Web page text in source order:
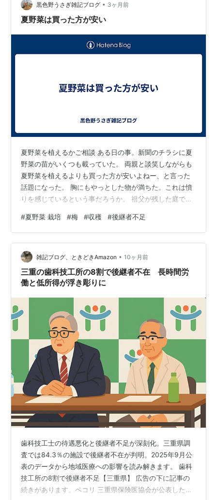
黒色野うさぎ雑記ブログ • 3ヶ月前
夏野菜は買った方が安い
夏野菜を植えるかご相談 ある日の事。新聞のチラシに夏
野菜の苗がいくつも載っていた。 両親と談笑しながらも
夏野菜を植えるよりも買った方が安いよねー、と言った
話題になった。 胸にもやっとした物が満ちた。これは憤
りを感じているという事だろうか。 祖父が残した庭で夏
ような高品質な野菜やスーパーマーケットで売られる物
を超える廉価性も持ち合わせていなかったのだ。 野菜に
関しては素人同然ながら農業従事歴20年越えなら分野違
いでもやれるかと思ったら無理でした…泣ける。 最近は
肥料なんかも値上がりしたから更に厳しい。 結論として
は今年は夏野菜は見送りに。 春、夏…
#夏野菜 栽培 #梅 #収穫 #後継者不足
雑記ブログ、ときどきAmazon • 10ヶ月前
三重の歯科技工所の8割で後継者不在 長時間労
働と低所得が浮き彫りに
歯科技工士の待遇悪化と後継者不足が深刻化。三重県調
査では84.3％の施設で後継者不在が判明。2025年9月公
表のデータから地域医療への影響を読み解きます。 歯科
技工所の8割で後継者不足【三重県】 広告の下に記事の
続きがあります。ペコリ 三重県保険医協会が公表した